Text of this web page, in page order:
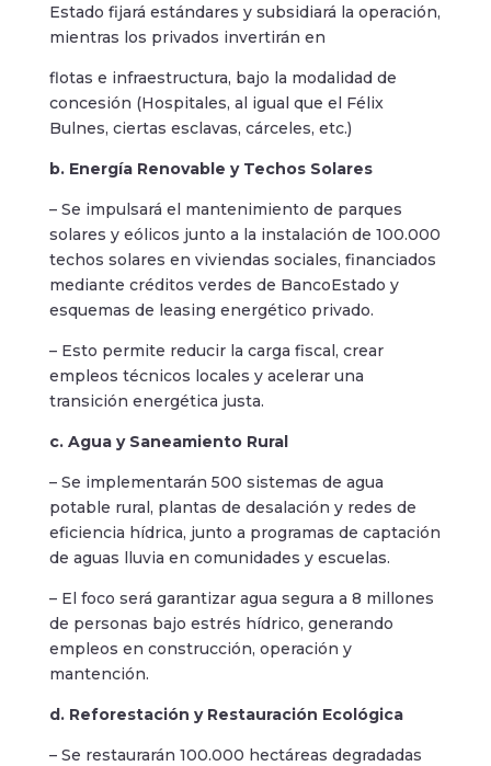
Estado fijará estándares y subsidiará la operación,
mientras los privados invertirán en
flotas e infraestructura, bajo la modalidad de
concesión (Hospitales, al igual que el Félix
Bulnes, ciertas esclavas, cárceles, etc.)
b. Energía Renovable y Techos Solares
– Se impulsará el mantenimiento de parques
solares y eólicos junto a la instalación de 100.000
techos solares en viviendas sociales, financiados
mediante créditos verdes de BancoEstado y
esquemas de leasing energético privado.
– Esto permite reducir la carga fiscal, crear
empleos técnicos locales y acelerar una
transición energética justa.
c. Agua y Saneamiento Rural
– Se implementarán 500 sistemas de agua
potable rural, plantas de desalación y redes de
eficiencia hídrica, junto a programas de captación
de aguas lluvia en comunidades y escuelas.
– El foco será garantizar agua segura a 8 millones
de personas bajo estrés hídrico, generando
empleos en construcción, operación y
mantención.
d. Reforestación y Restauración Ecológica
– Se restaurarán 100.000 hectáreas degradadas